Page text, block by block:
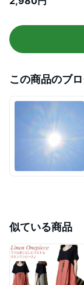
ズ ゆったり
送料無料
この商品のブ
似ている商品